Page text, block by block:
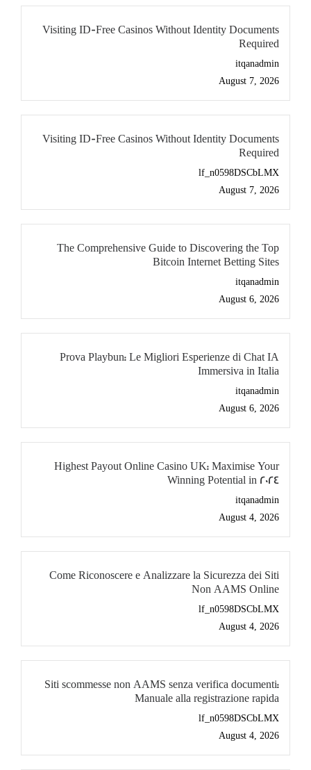
Visiting ID-Free Casinos Without Identity Documents
Required
itqanadmin
August 7, 2026
Visiting ID-Free Casinos Without Identity Documents
Required
lf_n0598DSCbLMX
August 7, 2026
The Comprehensive Guide to Discovering the Top
Bitcoin Internet Betting Sites
itqanadmin
August 6, 2026
Prova Playbun: Le Migliori Esperienze di Chat IA
Immersiva in Italia
itqanadmin
August 6, 2026
Highest Payout Online Casino UK: Maximise Your
Winning Potential in 2024
itqanadmin
August 4, 2026
Come Riconoscere e Analizzare la Sicurezza dei Siti
Non AAMS Online
lf_n0598DSCbLMX
August 4, 2026
Siti scommesse non AAMS senza verifica documenti:
Manuale alla registrazione rapida
lf_n0598DSCbLMX
August 4, 2026